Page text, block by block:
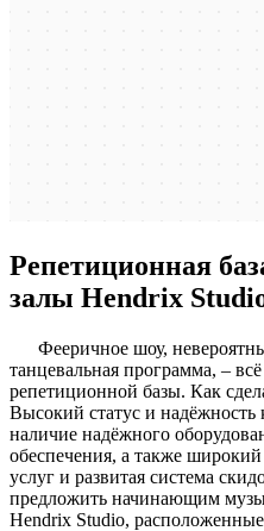
Репетиционная
залы Hendrix
Фееричное шоу,
танцевальная программа, –
репетиционной базы. Как
Высокий статус и
наличие надёжного
обеспечения, а также
услуг и развитая система
предложить начинающим
Hendrix Studio,